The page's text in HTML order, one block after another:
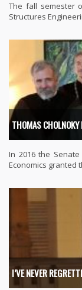
The fall semester
Structures
THOMAS
In 2016 the
Economics granted
I’VE NEVER